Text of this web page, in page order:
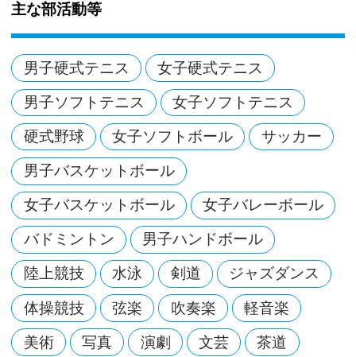
主な部活動等
男子硬式テニス 女子硬式テニス
男子ソフトテニス 女子ソフトテニス
硬式野球 女子ソフトボール サッカー
男子バスケットボール
女子バスケットボール 女子バレーボール
バドミントン 男子ハンドボール
陸上競技 水泳 剣道 ジャズダンス
体操競技 弦楽 吹奏楽 軽音楽
美術 写真 演劇 文芸 茶道